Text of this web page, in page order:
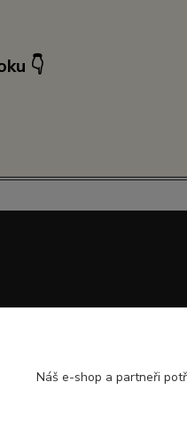
👇
Náš e-shop a partneři